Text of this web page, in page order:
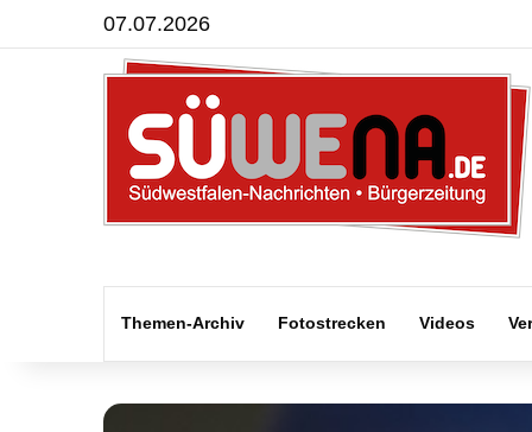
07.07.2026
Themen-Archiv Fotostrecken Videos